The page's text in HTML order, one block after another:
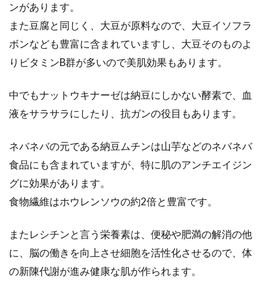
「お米」ですよね。しかし、最近では「主食が
パン派」...
ンがあります。
また豆腐と同じく、大豆が原料なので、大豆イソフラ
ボンなども豊富に含まれていますし、大豆そのものよ
りビタミンB群が多いので美肌効果もあります。
中でもナットウキナーゼは納豆にしかない酵素で、血
液をサラサラにしたり、抗ガンの役目もあります。
ネバネバの元である納豆ムチンは山芋などのネバネバ
食品にも含まれていますが、特に肌のアンチエイジン
グに効果があります。
食物繊維はホウレンソウの約2倍と豊富です。
またレシチンと言う栄養素は、便秘や肥満の解消の他
に、脳の働きを向上させ細胞を活性化させるので、体
の新陳代謝が進み健康な肌が作られます。